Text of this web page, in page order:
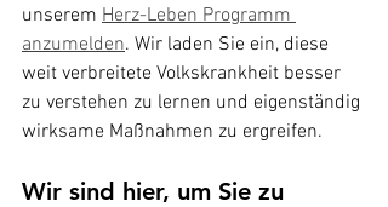
unserem Herz-Leben Programm
anzumelden. Wir laden Sie ein, diese
weit verbreitete Volkskrankheit besser
zu verstehen zu lernen und eigenständig
wirksame Maßnahmen zu ergreifen.
Wir sind hier, um Sie zu